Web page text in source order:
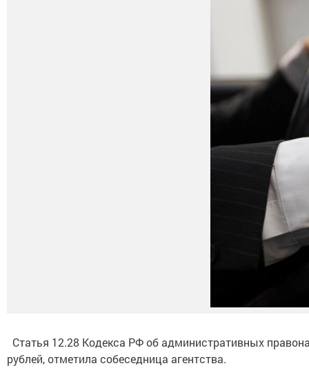
Статья 12.28 Кодекса РФ об административных
рублей, отметила собеседница агентства.